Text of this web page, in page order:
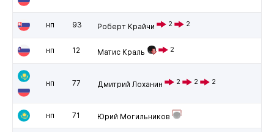
нп 93 Роберт Крайчи 2 2
нп 12 Матис Краль 2
нп 77 Дмитрий Лоханин 2 2 2
нп 71 Юрий Могильников